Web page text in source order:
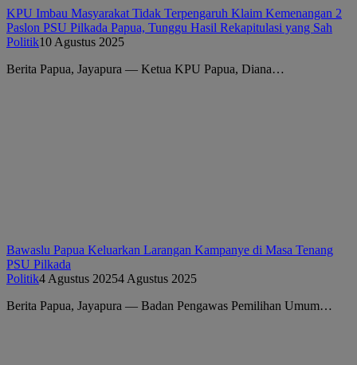
KPU Imbau Masyarakat Tidak Terpengaruh Klaim Kemenangan 2
Paslon PSU Pilkada Papua, Tunggu Hasil Rekapitulasi yang Sah
Politik10 Agustus 2025
Berita Papua, Jayapura — Ketua KPU Papua, Diana…
Bawaslu Papua Keluarkan Larangan Kampanye di Masa Tenang
PSU Pilkada
Politik4 Agustus 20254 Agustus 2025
Berita Papua, Jayapura — Badan Pengawas Pemilihan Umum…